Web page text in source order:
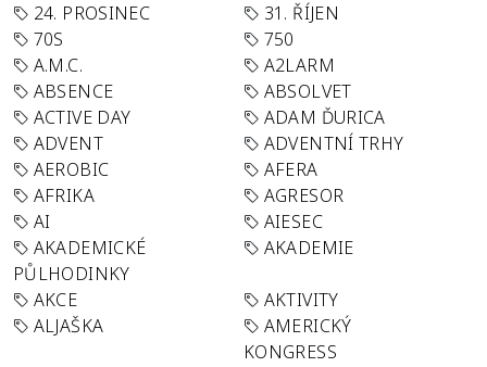
24. PROSINEC
31. ŘÍJEN
70S
750
A.M.C.
A2LARM
ABSENCE
ABSOLVET
ACTIVE DAY
ADAM ĎURICA
ADVENT
ADVENTNÍ TRHY
AEROBIC
AFERA
AFRIKA
AGRESOR
AI
AIESEC
AKADEMICKÉ
PŮLHODINKY
AKADEMIE
AKCE
AKTIVITY
ALJAŠKA
AMERICKÝ
KONGRESS